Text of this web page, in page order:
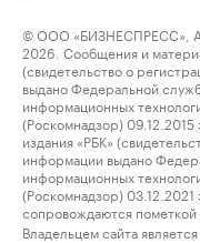
© ООО «БИЗНЕСПРЕСС»,
2026. Сообщения и
(свидетельство о
выдано Федеральной
информационных
(Роскомнадзор)
издания «РБК»
информации выдано
информационных
(Роскомнадзор)
сопровождаются пометкой
Владельцем сайта